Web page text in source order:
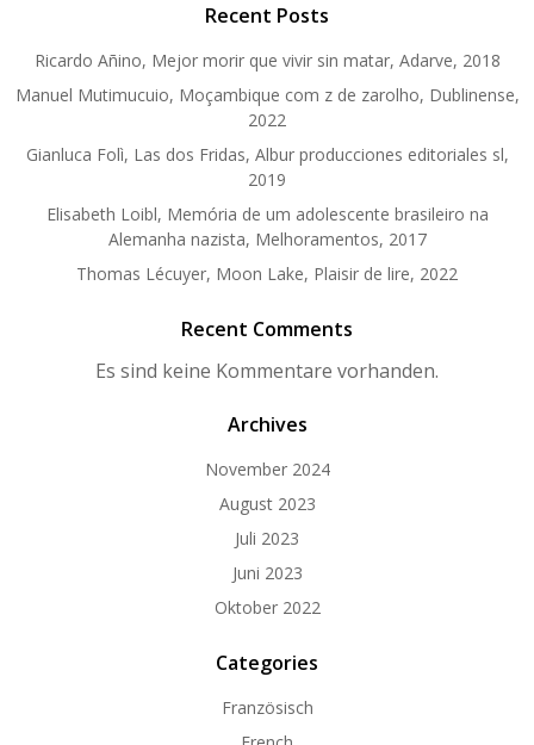
Recent Posts
Ricardo Añino, Mejor morir que vivir sin matar, Adarve, 2018
Manuel Mutimucuio, Moçambique com z de zarolho, Dublinense,
2022
Gianluca Folì, Las dos Fridas, Albur producciones editoriales sl,
2019
Elisabeth Loibl, Memória de um adolescente brasileiro na
Alemanha nazista, Melhoramentos, 2017
Thomas Lécuyer, Moon Lake, Plaisir de lire, 2022
Recent Comments
Es sind keine Kommentare vorhanden.
Archives
November 2024
August 2023
Juli 2023
Juni 2023
Oktober 2022
Categories
Französisch